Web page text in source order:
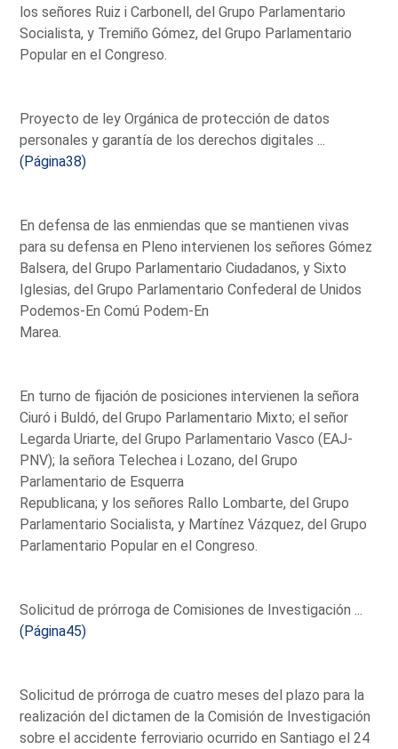
los señores Ruiz i Carbonell, del Grupo Parlamentario
Socialista, y Tremiño Gómez, del Grupo Parlamentario
Popular en el Congreso.
Proyecto de ley Orgánica de protección de datos
personales y garantía de los derechos digitales ...
(Página38)
En defensa de las enmiendas que se mantienen vivas
para su defensa en Pleno intervienen los señores Gómez
Balsera, del Grupo Parlamentario Ciudadanos, y Sixto
Iglesias, del Grupo Parlamentario Confederal de Unidos
Podemos-En Comú Podem-En
Marea.
En turno de fijación de posiciones intervienen la señora
Ciuró i Buldó, del Grupo Parlamentario Mixto; el señor
Legarda Uriarte, del Grupo Parlamentario Vasco (EAJ-
PNV); la señora Telechea i Lozano, del Grupo
Parlamentario de Esquerra
Republicana; y los señores Rallo Lombarte, del Grupo
Parlamentario Socialista, y Martínez Vázquez, del Grupo
Parlamentario Popular en el Congreso.
Solicitud de prórroga de Comisiones de Investigación ...
(Página45)
Solicitud de prórroga de cuatro meses del plazo para la
realización del dictamen de la Comisión de Investigación
sobre el accidente ferroviario ocurrido en Santiago el 24